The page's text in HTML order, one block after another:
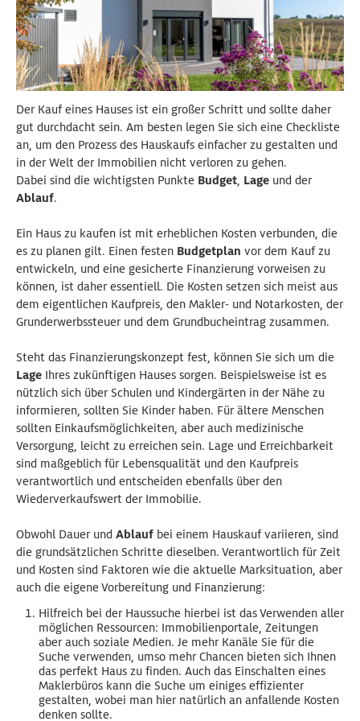
Der Kauf eines Hauses ist ein großer Schritt und sollte daher
gut durchdacht sein. Am besten legen Sie sich eine Checkliste
an, um den Prozess des Hauskaufs einfacher zu gestalten und
in der Welt der Immobilien nicht verloren zu gehen.
Dabei sind die wichtigsten Punkte Budget, Lage und der
Ablauf.
Ein Haus zu kaufen ist mit erheblichen Kosten verbunden, die
es zu planen gilt. Einen festen Budgetplan vor dem Kauf zu
entwickeln, und eine gesicherte Finanzierung vorweisen zu
können, ist daher essentiell. Die Kosten setzen sich meist aus
dem eigentlichen Kaufpreis, den Makler- und Notarkosten, der
Grunderwerbssteuer und dem Grundbucheintrag zusammen.
Steht das Finanzierungskonzept fest, können Sie sich um die
Lage Ihres zukünftigen Hauses sorgen. Beispielsweise ist es
nützlich sich über Schulen und Kindergärten in der Nähe zu
informieren, sollten Sie Kinder haben. Für ältere Menschen
sollten Einkaufsmöglichkeiten, aber auch medizinische
Versorgung, leicht zu erreichen sein. Lage und Erreichbarkeit
sind maßgeblich für Lebensqualität und den Kaufpreis
verantwortlich und entscheiden ebenfalls über den
Wiederverkaufswert der Immobilie.
Obwohl Dauer und Ablauf bei einem Hauskauf variieren, sind
die grundsätzlichen Schritte dieselben. Verantwortlich für Zeit
und Kosten sind Faktoren wie die aktuelle Marksituation, aber
auch die eigene Vorbereitung und Finanzierung:
Hilfreich bei der Haussuche hierbei ist das Verwenden aller
möglichen Ressourcen: Immobilienportale, Zeitungen
aber auch soziale Medien. Je mehr Kanäle Sie für die
Suche verwenden, umso mehr Chancen bieten sich Ihnen
das perfekt Haus zu finden. Auch das Einschalten eines
Maklerbüros kann die Suche um einiges effizienter
gestalten, wobei man hier natürlich an anfallende Kosten
denken sollte.